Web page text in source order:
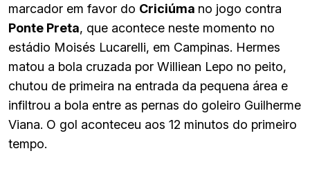
marcador em favor do Criciúma no jogo contra
Ponte Preta, que acontece neste momento no
estádio Moisés Lucarelli, em Campinas. Hermes
matou a bola cruzada por Williean Lepo no peito,
chutou de primeira na entrada da pequena área e
infiltrou a bola entre as pernas do goleiro Guilherme
Viana. O gol aconteceu aos 12 minutos do primeiro
tempo.